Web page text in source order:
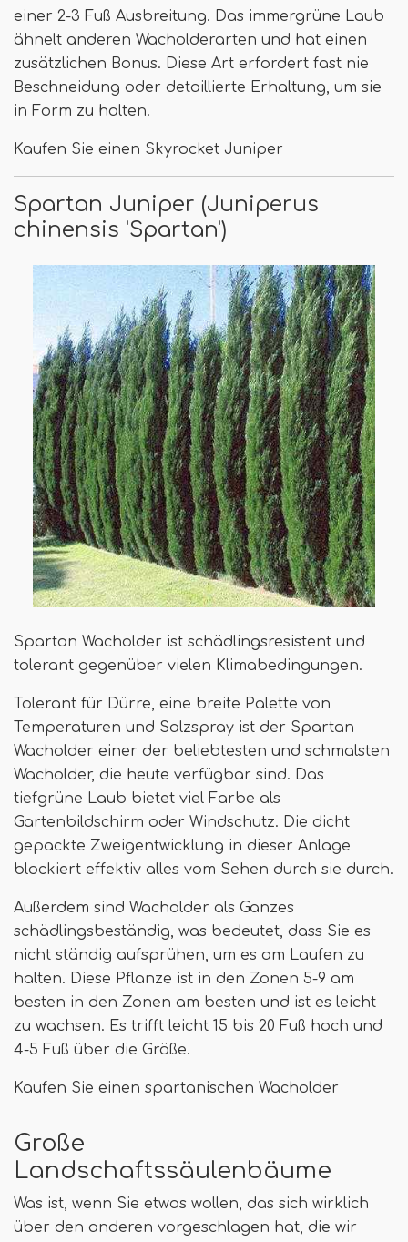
einer 2-3 Fuß Ausbreitung. Das immergrüne Laub
ähnelt anderen Wacholderarten und hat einen
zusätzlichen Bonus. Diese Art erfordert fast nie
Beschneidung oder detaillierte Erhaltung, um sie
in Form zu halten.
Kaufen Sie einen Skyrocket Juniper
Spartan Juniper (Juniperus
chinensis 'Spartan')
Spartan Wacholder ist schädlingsresistent und
tolerant gegenüber vielen Klimabedingungen.
Tolerant für Dürre, eine breite Palette von
Temperaturen und Salzspray ist der Spartan
Wacholder einer der beliebtesten und schmalsten
Wacholder, die heute verfügbar sind. Das
tiefgrüne Laub bietet viel Farbe als
Gartenbildschirm oder Windschutz. Die dicht
gepackte Zweigentwicklung in dieser Anlage
blockiert effektiv alles vom Sehen durch sie durch.
Außerdem sind Wacholder als Ganzes
schädlingsbeständig, was bedeutet, dass Sie es
nicht ständig aufsprühen, um es am Laufen zu
halten. Diese Pflanze ist in den Zonen 5-9 am
besten in den Zonen am besten und ist es leicht
zu wachsen. Es trifft leicht 15 bis 20 Fuß hoch und
4-5 Fuß über die Größe.
Kaufen Sie einen spartanischen Wacholder
Große
Landschaftssäulenbäume
Was ist, wenn Sie etwas wollen, das sich wirklich
über den anderen vorgeschlagen hat, die wir